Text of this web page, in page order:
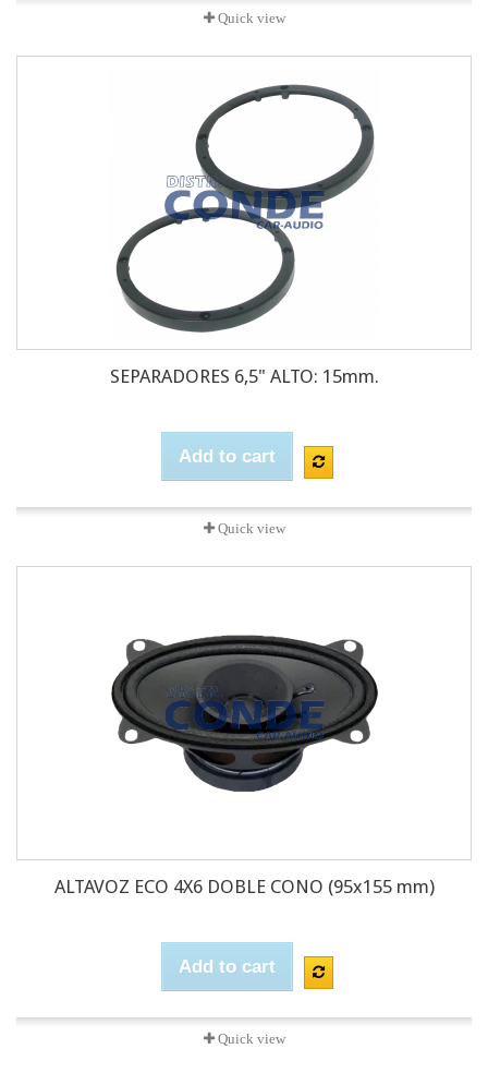
Quick view
SEPARADORES 6,5" ALTO: 15mm.
Add to cart
Quick view
ALTAVOZ ECO 4X6 DOBLE CONO (95x155 mm)
Add to cart
Quick view